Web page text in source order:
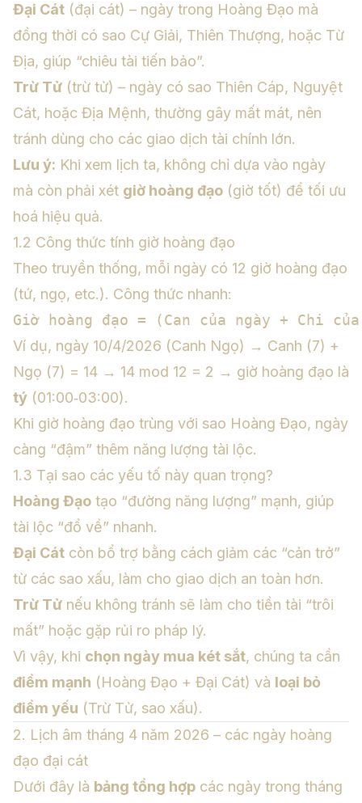
Đại Cát (đại cát) – ngày trong Hoàng Đạo mà
đồng thời có sao Cự Giải, Thiên Thượng, hoặc Từ
Địa, giúp “chiêu tài tiến bảo”.
Trừ Tử (trừ tử) – ngày có sao Thiên Cáp, Nguyệt
Cát, hoặc Địa Mệnh, thường gây mất mát, nên
tránh dùng cho các giao dịch tài chính lớn.
Lưu ý: Khi xem lịch ta, không chỉ dựa vào ngày
mà còn phải xét giờ hoàng đạo (giờ tốt) để tối ưu
hoá hiệu quả.
1.2 Công thức tính giờ hoàng đạo
Theo truyền thống, mỗi ngày có 12 giờ hoàng đạo
(tứ, ngọ, etc.). Công thức nhanh:
Ví dụ, ngày 10/4/2026 (Canh Ngọ) → Canh (7) +
Ngọ (7) = 14 → 14 mod 12 = 2 → giờ hoàng đạo là
tý (01:00‑03:00).
Khi giờ hoàng đạo trùng với sao Hoàng Đạo, ngày
càng “đậm” thêm năng lượng tài lộc.
1.3 Tại sao các yếu tố này quan trọng?
Hoàng Đạo tạo “đường năng lượng” mạnh, giúp
tài lộc “đổ về” nhanh.
Đại Cát còn bổ trợ bằng cách giảm các “cản trở”
từ các sao xấu, làm cho giao dịch an toàn hơn.
Trừ Tử nếu không tránh sẽ làm cho tiền tài “trôi
mất” hoặc gặp rủi ro pháp lý.
Vì vậy, khi chọn ngày mua két sắt, chúng ta cần
điểm mạnh (Hoàng Đạo + Đại Cát) và loại bỏ
điểm yếu (Trừ Tử, sao xấu).
2. Lịch âm tháng 4 năm 2026 – các ngày hoàng
đạo đại cát
Dưới đây là bảng tổng hợp các ngày trong tháng